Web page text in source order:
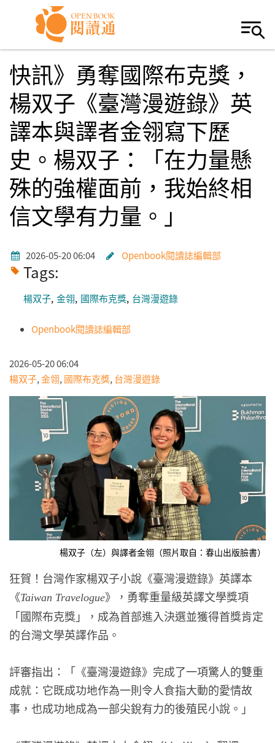
Skip to navigation
移至主內容
快訊》勇奪國際布克獎，
楊双子《臺灣漫遊錄》英
譯本與譯者金翎寫下歷
史。楊双子：「在力量懸
殊的強權面前，我始終相
信文學有力量。」
2026-05-20 06:04 Openbook閱讀誌編輯部
Tags:
楊双子 金翎 國際布克獎 台灣漫遊錄
Openbook閱讀誌編輯部
2026-05-20 06:04
楊双子,金翎, 國際布克獎, 台灣漫遊錄
楊双子（左）與譯者金翎（照片取自：春山出版臉書）
狂賀！台灣作家楊双子小說《臺灣漫遊錄》英譯本
《Taiwan Travelogue》，勇奪重量級英譯文學獎項
「國際布克獎」，成為首部進入決選並獲得首獎肯定
的台灣文學英譯作品。
評審指出：「《臺灣漫遊錄》完成了一項驚人的雙重
成就：它既成功地作為一則令人食指大動的愛情故
事，也成功地成為一部尖銳有力的後殖民小說。」